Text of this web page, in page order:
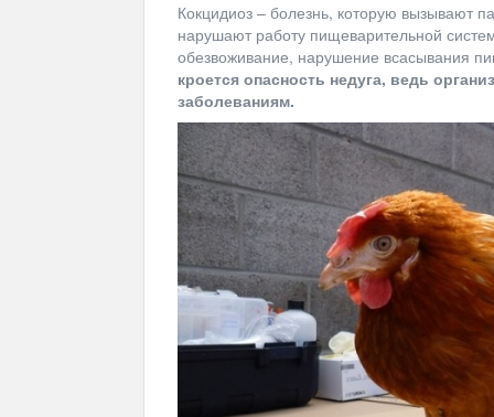
Кокцидиоз – болезнь, которую вызывают
нарушают работу пищеварительной
обезвоживание, нарушение всасывания
кроется опасность недуга, ведь
заболеваниям.